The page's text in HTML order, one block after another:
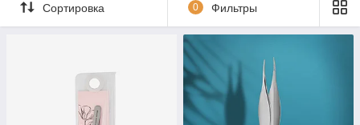
Сортировка 0 Фильтры